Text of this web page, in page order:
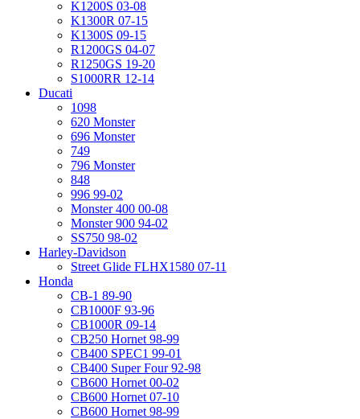
K1200S 03-08
K1300R 07-15
K1300S 09-15
R1200GS 04-07
R1250GS 19-20
S1000RR 12-14
Ducati
1098
620 Monster
696 Monster
749
796 Monster
848
996 99-02
Monster 400 00-08
Monster 900 94-02
SS750 98-02
Harley-Davidson
Street Glide FLHX1580 07-11
Honda
CB-1 89-90
CB1000F 93-96
CB1000R 09-14
CB250 Hornet 98-99
CB400 SPEC1 99-01
CB400 Super Four 92-98
CB600 Hornet 00-02
CB600 Hornet 07-10
CB600 Hornet 98-99